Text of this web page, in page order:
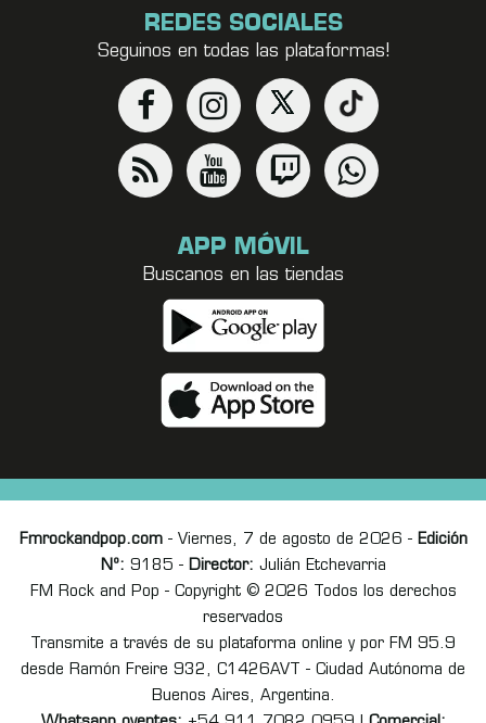
REDES SOCIALES
Seguinos en todas las plataformas!
APP MÓVIL
Buscanos en las tiendas
Fmrockandpop.com- Viernes, 7 de agosto de 2026 - Edición
Nº: 9185 - Director: Julián Etchevarria
FM Rock and Pop - Copyright © 2026 Todos los derechos
reservados
Transmite a través de su plataforma online y por FM 95.9
desde Ramón Freire 932, C1426AVT - Ciudad Autónoma de
Buenos Aires, Argentina.